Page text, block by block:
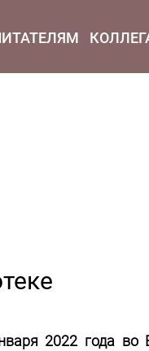
2022 года во